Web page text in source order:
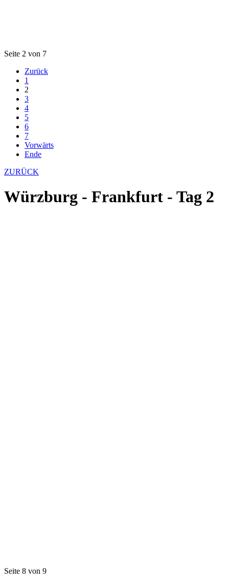
Seite 2 von 7
Zurück
1
2
3
4
5
6
7
Vorwärts
Ende
ZURÜCK
Würzburg - Frankfurt - Tag 2
Seite 8 von 9